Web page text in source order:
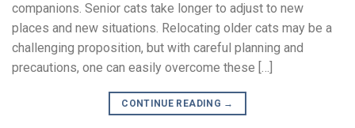
companions. Senior cats take longer to adjust to new
places and new situations. Relocating older cats may be a
challenging proposition, but with careful planning and
precautions, one can easily overcome these […]
CONTINUE READING →